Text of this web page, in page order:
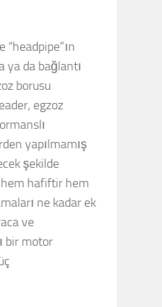
ya da bağlantı
borusu
egzoz
yapılmamış
şekilde
hem hafiftir hem
ne kadar ek
ve
bir motor